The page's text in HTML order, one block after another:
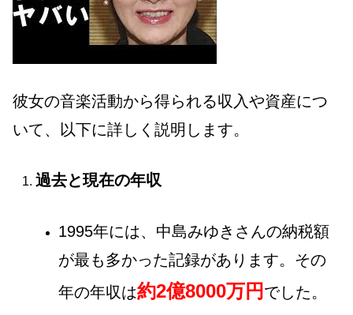
彼女の音楽活動から得られる収入や資産につ
いて、以下に詳しく説明します。
過去と現在の年収
1995年には、中島みゆきさんの納税額
が最も多かった記録があります。その
年の年収は約2億8000万円 でした。